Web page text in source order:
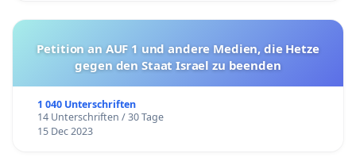
Petition an AUF 1 und andere Medien, die Hetze
gegen den Staat Israel zu beenden
1 040 Unterschriften
14 Unterschriften / 30 Tage
15 Dec 2023